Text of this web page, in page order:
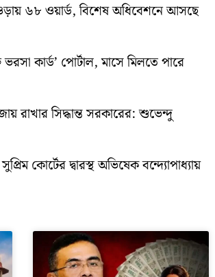
৬৮ ওয়ার্ড, বিশেষ অধিবেশনে আসছে
কার্ড’ পোর্টাল, মাসে মিলতে পারে
রাখার সিদ্ধান্ত সরকারের: শুভেন্দু
কোর্টের দ্বারস্থ অভিষেক বন্দ্যোপাধ্যায়